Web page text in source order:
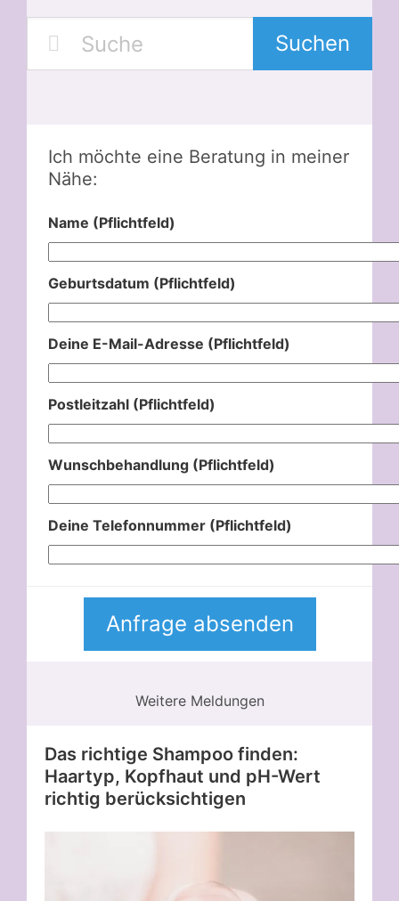
Suchen
Ich möchte eine Beratung in meiner
Nähe:
Name (Pflichtfeld)
Geburtsdatum (Pflichtfeld)
Deine E-Mail-Adresse (Pflichtfeld)
Postleitzahl (Pflichtfeld)
Wunschbehandlung (Pflichtfeld)
Deine Telefonnummer (Pflichtfeld)
Weitere Meldungen
Das richtige Shampoo finden:
Haartyp, Kopfhaut und pH-Wert
richtig berücksichtigen